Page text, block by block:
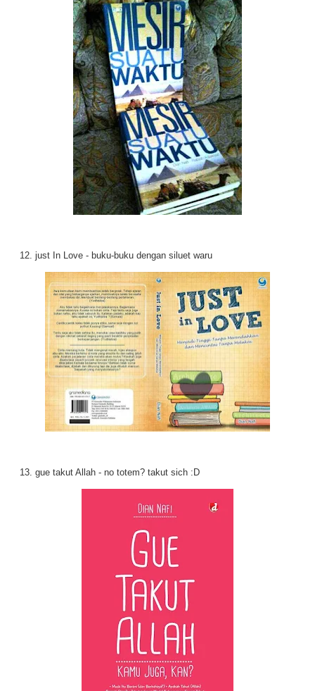
12. just In Love - buku-buku dengan siluet waru
13. gue takut Allah - no totem? takut sich :D